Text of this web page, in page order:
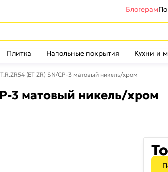
Блогерам
Плитка Напольные покрытия Кухни и
(ET ZR) SN/CP-3 матовый никель/хром
3 матовый никель/хром